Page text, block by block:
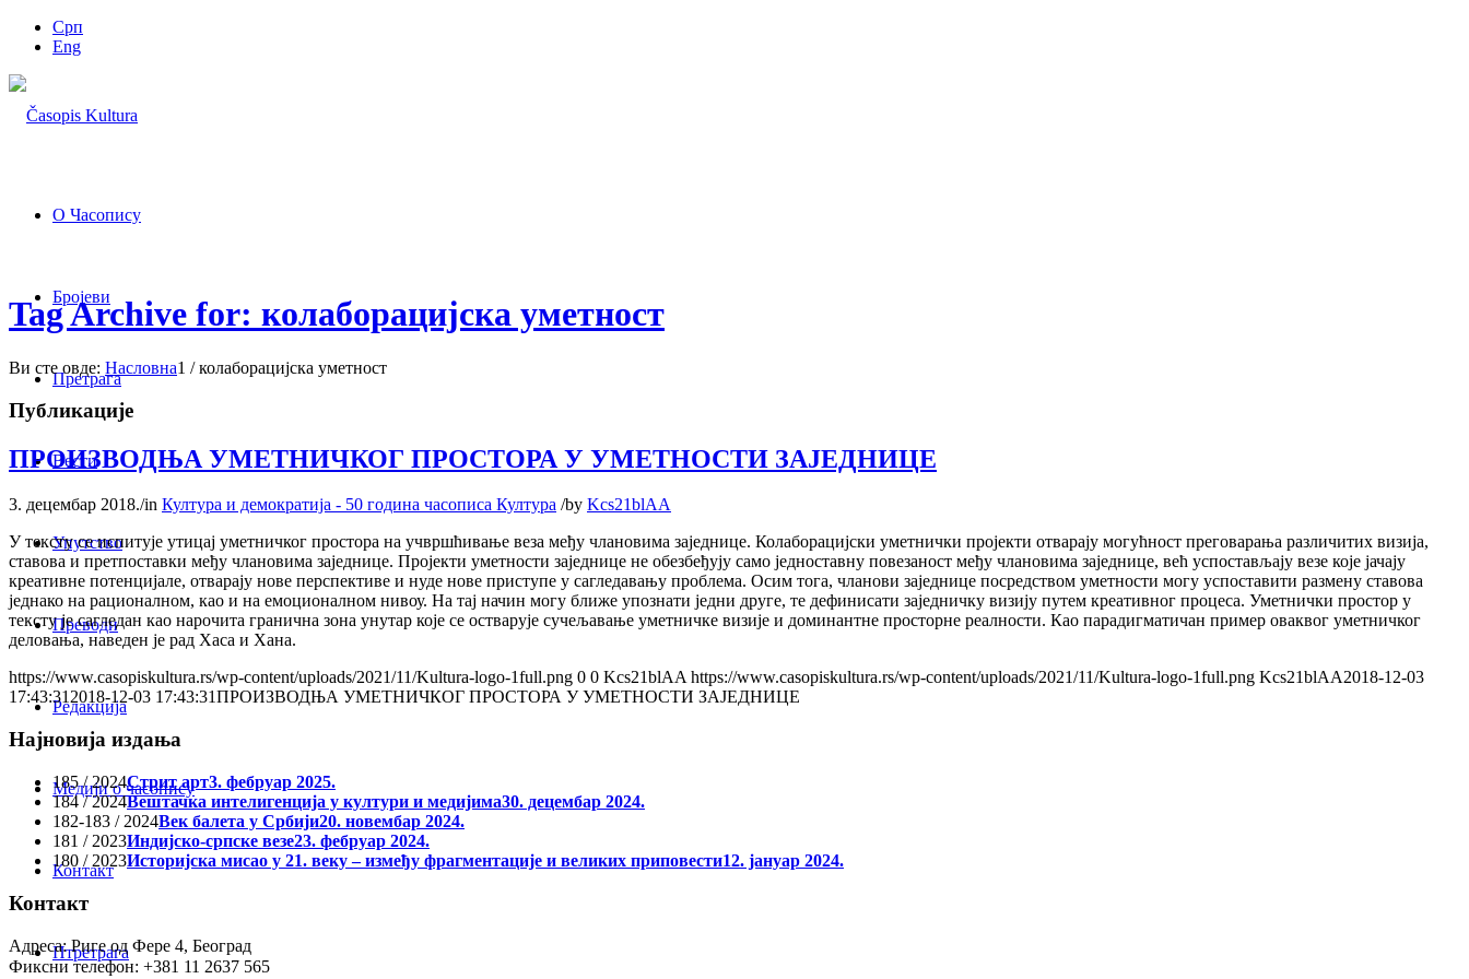
Срп
Eng
О Часопису
Бројеви
Претрага
Вести
Упутство
Преводи
Редакција
Медији о часопису
Контакт
Птретрага
Tag Archive for: колаборацијска уметност
Ви сте овде: Насловна1 / колаборацијска уметност
Публикације
ПРОИЗВОДЊА УМЕТНИЧКОГ ПРОСТОРА У УМЕТНОСТИ ЗАЈЕДНИЦЕ
3. децембар 2018./in Култура и демократија - 50 година часописа Култура /by Kcs21blAA
У тексту се испитује утицај уметничког простора на учвршћивање веза међу члановима заједнице. Колаборацијски уметнички пројекти отварају могућност преговарања различитих визија,
ставова и претпоставки међу члановима заједнице. Пројекти уметности заједнице не обезбеђују само једноставну повезаност међу члановима заједнице, већ успостављају везе које јачају
креативне потенцијале, отварају нове перспективе и нуде нове приступе у сагледавању проблема. Осим тога, чланови заједнице посредством уметности могу успоставити размену ставова
једнако на рационалном, као и на емоционалном нивоу. На тај начин могу ближе упознати једни друге, те дефинисати заједничку визију путем креативног процеса. Уметнички простор у
тексту је сагледан као нарочита гранична зона унутар које се остварује сучељавање уметничке визије и доминантне просторне реалности. Као парадигматичан пример оваквог уметничког
деловања, наведен је рад Хаса и Хана.
https://www.casopiskultura.rs/wp-content/uploads/2021/11/Kultura-logo-1full.png 0 0 Kcs21blAA https://www.casopiskultura.rs/wp-content/uploads/2021/11/Kultura-logo-1full.png Kcs21blAA2018-12-03
17:43:312018-12-03 17:43:31ПРОИЗВОДЊА УМЕТНИЧКОГ ПРОСТОРА У УМЕТНОСТИ ЗАЈЕДНИЦЕ
Најновија издања
185 / 2024Стрит арт3. фебруар 2025.
184 / 2024Вештачка интелигенција у култури и медијима30. децембар 2024.
182-183 / 2024Век балета у Србији20. новембар 2024.
181 / 2023Индијско-српске везе23. фебруар 2024.
180 / 2023Историјска мисао у 21. веку – између фрагментације и великих приповести12. јануар 2024.
Контакт
Адреса: Риге од Фере 4, Београд
Фиксни телефон: +381 11 2637 565